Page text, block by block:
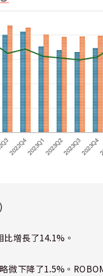
增長了14.1%。
微下降了1.5%。